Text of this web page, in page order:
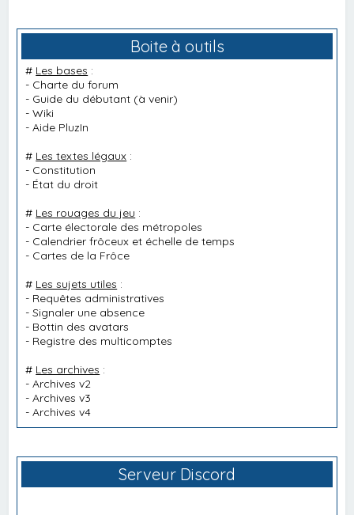
Boite à outils
# Les bases :
- Charte du forum
- Guide du débutant (à venir)
-Wiki
-Aide PluzIn
# Les textes légaux :
- Constitution
- État du droit
# Les rouages du jeu :
- Carte électorale des métropoles
- Calendrier frôceux et échelle de temps
- Cartes de la Frôce
# Les sujets utiles :
- Requêtes administratives
-Signaler une absence
- Bottin des avatars
- Registre des multicomptes
# Les archives :
-Archives v2
-Archives v3
-Archives v4
Serveur Discord